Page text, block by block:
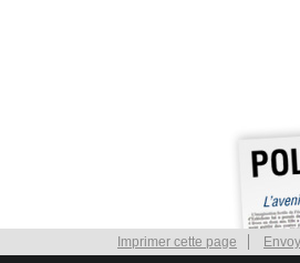
Imprimer cette page